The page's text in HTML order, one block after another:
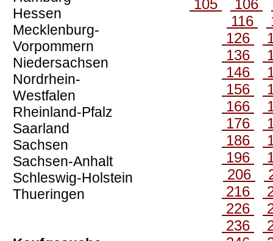
Hessen
Mecklenburg-
Vorpommern
Niedersachsen
Nordrhein-
Westfalen
Rheinland-Pfalz
Saarland
Sachsen
Sachsen-Anhalt
Schleswig-Holstein
Thueringen
105
106
116
126
136
146
156
166
176
186
196
206
216
226
236